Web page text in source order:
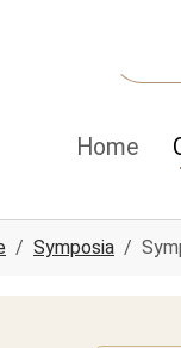
Home
Symposia